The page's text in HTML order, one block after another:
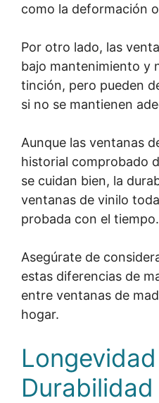
como la deformación
Por otro lado, las
bajo mantenimiento y
tinción, pero pueden
si no se mantienen
Aunque las ventanas
historial comprobado
se cuidan bien, la
ventanas de vinilo
probada con el tiempo.
Asegúrate de
estas diferencias de
entre ventanas de
hogar.
Durabilidad